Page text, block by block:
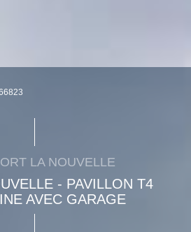
LA NOUVELLE
- PAVILLON T4
AVEC GARAGE